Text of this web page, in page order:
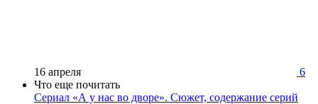
16 апреля
6
Что еще почитать
Сериал ​«А у нас во дворе». Сюжет, содержание серий